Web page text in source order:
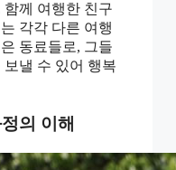
함께 여행한 친구
각각 다른 여행
동료들로, 그들
보낼 수 있어 행복
의 이해